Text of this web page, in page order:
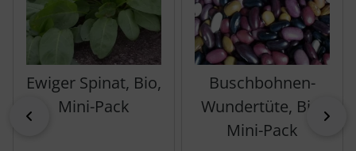
zurück
Ewiger Spinat, Bio,
Mini-Pack
Buschbohnen-
Wundertüte, Bio,
Mini-Pack